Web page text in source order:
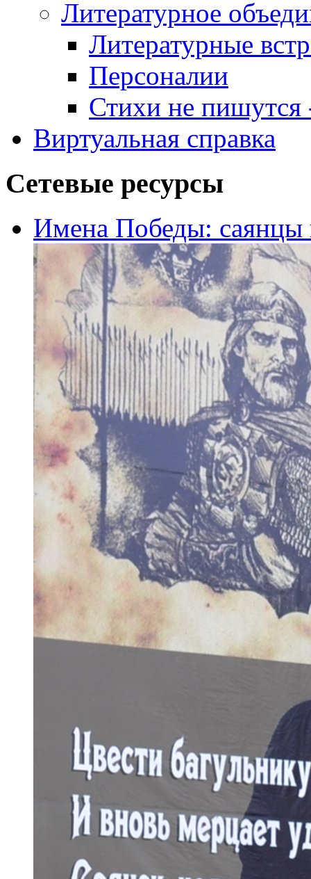
Литературное
Литературные
Персоналии
Стихи не пишутся
Виртуальная справка
Сетевые ресурсы
Имена Победы: саянцы